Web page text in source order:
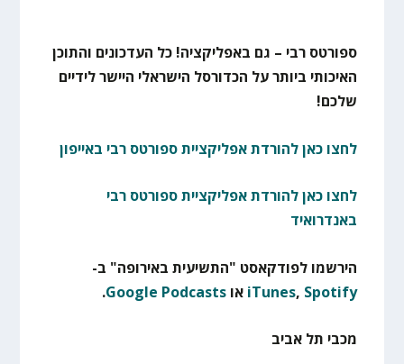
ספורטס רבי – גם באפליקציה! כל העדכונים והתוכן
האיכותי ביותר על הכדורסל הישראלי היישר לידיים
שלכם!
לחצו כאן להורדת אפליקציית ספורטס רבי באייפון
לחצו כאן להורדת אפליקציית ספורטס רבי
באנדרואיד
הירשמו לפודקאסט "התשיעית באירופה" ב-
iTunes, Spotify אוGoogle Podcasts
.
מכבי תל אביב